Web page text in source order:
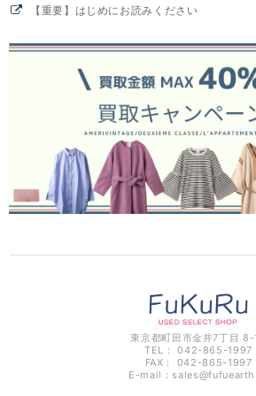
【重要】はじめにお読みください
東京都町田市金井7丁目 8-
TEL： 042-865-1997
FAX： 042-865-1997
E-mail：